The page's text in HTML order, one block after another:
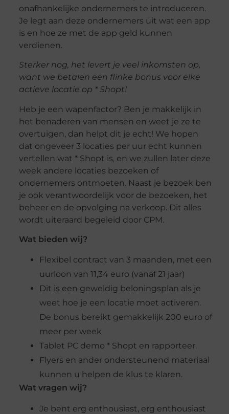
onafhankelijke ondernemers te introduceren.
Je legt aan deze ondernemers uit wat een app
is en hoe ze met de app geld kunnen
verdienen.
Sterker nog, het levert je veel inkomsten op,
want we betalen een flinke bonus voor elke
actieve locatie op * Shopt!
Heb je een wapenfactor? Ben je makkelijk in
het benaderen van mensen en weet je ze te
overtuigen, dan helpt dit je echt! We hopen
dat ongeveer 3 locaties per uur echt kunnen
vertellen wat * Shopt is, en we zullen later deze
week andere locaties bezoeken of
ondernemers ontmoeten. Naast je bezoek ben
je ook verantwoordelijk voor de bezoeken, het
beheer en de opvolging na verkoop. Dit alles
wordt uiteraard begeleid door CPM.
Wat bieden wij?
Flexibel contract van 3 maanden, met een
uurloon van 11,34 euro (vanaf 21 jaar)
Dit is een geweldig beloningsplan als je
weet hoe je een locatie moet activeren.
De bonus bereikt gemakkelijk 200 euro of
meer per week
Tablet PC demo * Shopt en rapporteer.
Flyers en ander ondersteunend materiaal
kunnen u helpen de klus te klaren.
Wat vragen wij?
Je bent erg enthousiast, erg enthousiast